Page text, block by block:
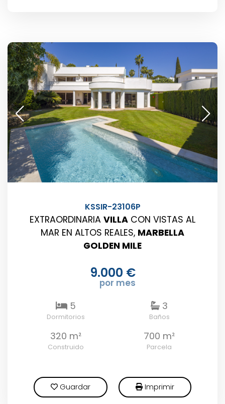
KSSIR-23106P
EXTRAORDINARIA VILLA CON VISTAS AL
MAR EN ALTOS REALES, MARBELLA
GOLDEN MILE
9.000 €
por mes
5
Dormitorios
3
Baños
320 m²
Construido
700 m²
Parcela
Guardar Imprimir